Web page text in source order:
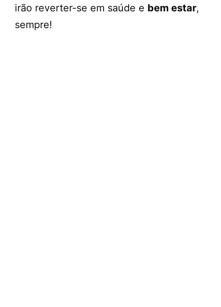
irão reverter-se em saúde e bem estar,
sempre!